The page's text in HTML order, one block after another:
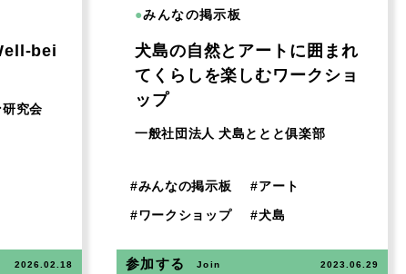
bei
究会
2026.02.18
●みんなの掲示板
犬島の自然とアートに囲まれ
てくらしを楽しむワークショ
ップ
一般社団法人 犬島ととと俱楽部
#みんなの掲示板 #アート
#ワークショップ #犬島
参加する Join 2023.06.29